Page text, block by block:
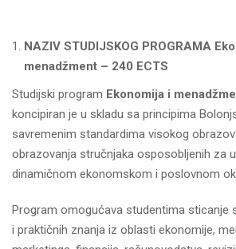
NAZIV STUDIJSKOG PROGRAMA
menadžment – 240 ECTS
Studijski program Ekonomija i
koncipiran je u skladu sa principima
savremenim standardima visokog
obrazovanja stručnjaka osposobljenih za
dinamičnom ekonomskom i poslovnom
Program omogućava studentima sticanje
i praktičnih znanja iz oblasti ekonomije,